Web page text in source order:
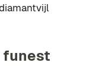
funest